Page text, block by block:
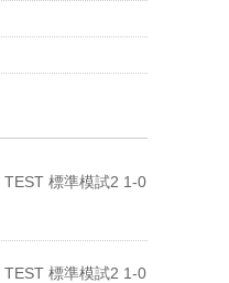
TEST 標準模試2 1-0
TEST 標準模試2 1-0